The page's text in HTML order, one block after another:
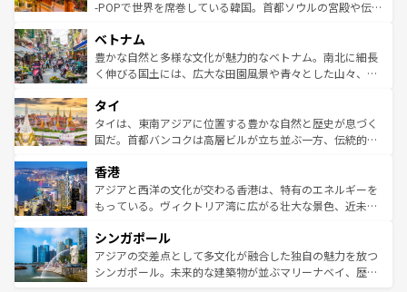
い。オーストラリアの多彩な魅力を存分に味わいつくそ
参照してほしい。
驚きをもたらしてくれる。また、奥深い台湾の食文化も魅
容にもいいと評判のスイーツなど、バラエティ豊かな料理
が味わえる。 なお、新着の台湾情報は コンテンツ一覧を参
照してほしい。
-POPで世界を席巻している韓国。首都ソウルの宮殿や伝統
き、地方に足を延ばせば四季折々の自然美を楽しむことが
できる。そして、キムチや焼肉、絶品のストリートフード
まで、さまざまな韓国料理が待っている。夜には、韓国な
リティに包まれながら、韓国の多彩な魅力を心ゆくまで味
わってみてほしい。 なお、新着の韓国情報はコンテンツ一
覧を参照してほしい。
ベトナム
豊かな自然と多様な文化が魅力的なベトナム。南北に細長
く伸びる国土には、広大な田園風景や青々とした山々、世
急速な発展と共に伝統が息づく。ハノイの古い町並みやホ
ーチミン市のフランス統治時代の建物も、独特の雰囲気を
醸し出している。また、バラエティの豊かさとおいしさで
とつ。フォーやバインミー、ベトナムコーヒーなどは、ぜ
ひ現地で味わいたい。どの地域を訪れてもあたたかい人々
が旅行者を迎えてくれるので、きっと忘れられない旅にな
参照してほしい。
タイ
タイは、東南アジアに位置する豊かな自然と歴史が息づく
国だ。首都バンコクは高層ビルが立ち並ぶ一方、伝統的な
の活気が交差している。北部ではチェンマイなどの山岳地
帯で自然と触れ合い、南部ではプーケットやクラビの美し
いビーチでリゾート気分を楽しむことができる。タイ料理
激する。気候は一年中温暖で、どの季節にも異なる楽しみ
が待っている。親しみやすいタイの人々、仏教を中心とし
た文化、そして多様な観光資源が、訪れる旅人を魅了し続
香港
アジアと西洋の文化が交わる香港は、特有のエネルギーを
もっている。ヴィクトリア湾に広がる壮大な景色、近未来
み、どこを訪れても感動するはず。観光スポットが密集し
ており、効率よく見どころを回れるのも魅力。息をのむよ
うな絶景から文化的な体験まで、香港を存分に楽しみ尽く
シンガポール
アジアの交差点として多文化が融合した独自の魅力を放つ
シンガポール。未来的な建築物が並ぶマリーナベイ、歴史